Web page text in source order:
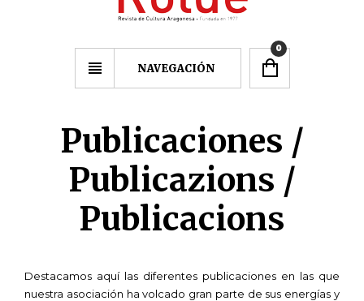
NAVEGACIÓN
0
Publicaciones /
Publicazions /
Publicacions
Destacamos aquí las diferentes publicaciones en las que
nuestra asociación ha volcado gran parte de sus energías y